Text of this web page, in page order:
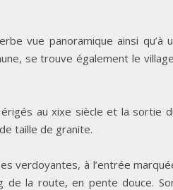
vue panoramique ainsi
se trouve également le
au xixe siècle et la sortie
taille de granite.
verdoyantes, à l’entrée
de la route, en pente douce.